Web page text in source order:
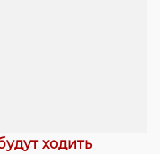
ходить